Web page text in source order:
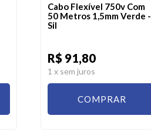
Cabo Flexível 750v Com
50 Metros 1,5mm Verde -
Sil
R$ 91,80
1x sem juros
COMPRAR